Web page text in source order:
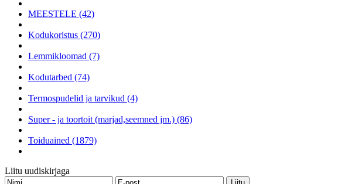
MEESTELE (42)
Kodukoristus (270)
Lemmikloomad (7)
Kodutarbed (74)
Termospudelid ja tarvikud (4)
Super - ja toortoit (marjad,seemned jm.) (86)
Toiduained (1879)
Liitu uudiskirjaga